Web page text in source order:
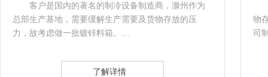
客户是国内的著名的制冷设备制造商，滁州作为
总部生产基地，需要缓解生产需要及货物存放的压
力，故考虑做一批镀锌料箱。…
了解详情
物
司